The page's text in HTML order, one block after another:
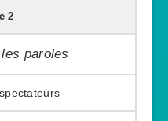
2
paroles